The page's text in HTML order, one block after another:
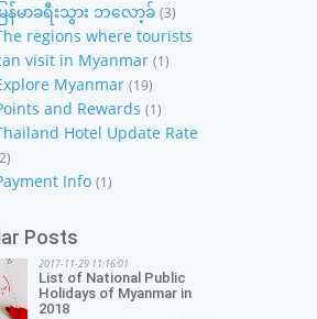
ြန်မာခရီးသွား ဘလော့ခ် (3)
regions where tourists
visit in Myanmar (1)
Myanmar (19)
and Rewards (1)
Hotel Update Rate
Info (1)
Posts
2017-11-29 11:16:01
List of National Public
Holidays of Myanmar in
2018